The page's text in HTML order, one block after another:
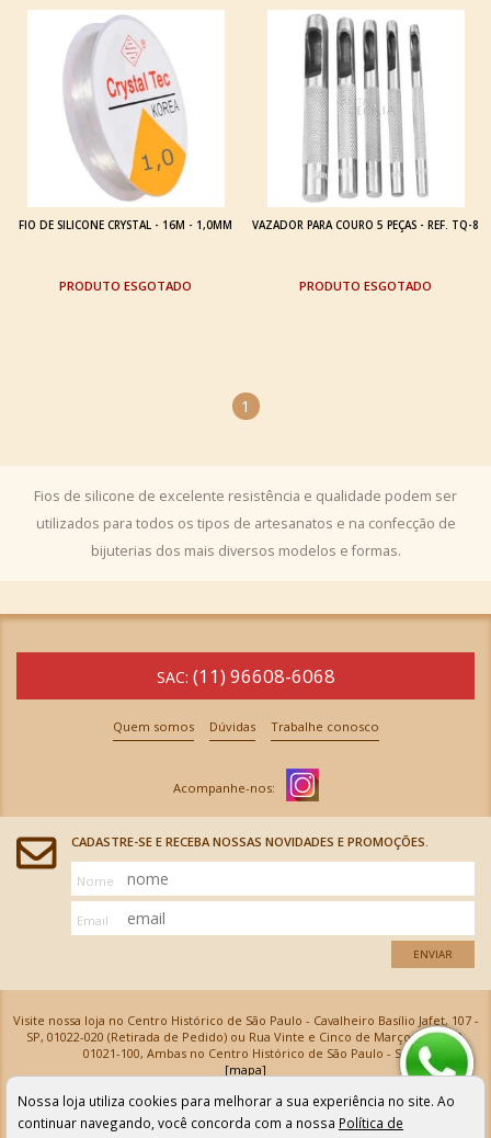
FIO DE SILICONE CRYSTAL - 16M - 1,0MM
ESGOTADO
VAZADOR PARA COURO 5 PEÇAS - REF. TQ-8
ESGOTADO
1
Fios de silicone de excelente resistência e qualidade podem ser
utilizados para todos os tipos de artesanatos e na confecção de
bijuterias dos mais diversos modelos e formas.
SAC: (11) 96608-6068
Quem somos Dúvidas Trabalhe conosco
CADASTRE-SE E RECEBA NOSSAS NOVIDADES E PROMOÇÕES.
Nome
Email
ENVIAR
Visite nossa loja no Centro Histórico de São Paulo - Cavalheiro Basílio Jafet, 107 -
SP, 01022-020 (Retirada de Pedido) ou Rua Vinte e Cinco de Março, 576 - SP,
01021-100, Ambas no Centro Histórico de São Paulo - SP
[mapa]
Armarinhos Santa Cecília Ltda | CNPJ: 61.069.639/0001-18
Os preços e as condições de pagamento apresentadas na loja virtual não valem para nossa loja física e
podem sofrer alterações sem aviso prévio. Vendas com cartão de crédito sujeitas a análise e
confirmação de dados.
Nossa loja utiliza cookies para melhorar a sua experiência no site. Ao
continuar navegando, você concorda com a nossa Política de